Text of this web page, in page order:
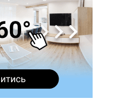
допомогою БПЛА розшукали
час збирання ягід
немовля без
керівник пошукового загону